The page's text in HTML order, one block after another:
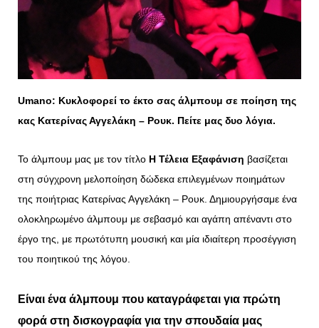
Umano: Κυκλοφορεί το έκτο σας άλμπουμ σε ποίηση της
κας Κατερίνας Αγγελάκη – Ρουκ. Πείτε μας δυο λόγια.
Το άλμπουμ μας με τον τίτλο Η Τέλεια Εξαφάνιση βασίζεται
στη σύγχρονη μελοποίηση δώδεκα επιλεγμένων ποιημάτων
της ποιήτριας Κατερίνας Αγγελάκη – Ρουκ. Δημιουργήσαμε ένα
ολοκληρωμένο άλμπουμ με σεβασμό και αγάπη απέναντι στο
έργο της, με πρωτότυπη μουσική και μία ιδιαίτερη προσέγγιση
του ποιητικού της λόγου.
Είναι ένα άλμπουμ που καταγράφεται για πρώτη
φορά στη δισκογραφία για την σπουδαία μας